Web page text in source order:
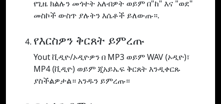
የጊዜ ክልሉን መጎተት አለብዎት ወይም በ"ከ" እና "ወደ"
መስኮች ውስጥ ያሉትን እሴቶች ይለውጡ።.
የእርስዎን ቅርጸት ይምረጡ
Yout ቪዲዮ/ኦዲዮዎን በ MP3 ወይም WAV (ኦዲዮ)፣
MP4 (ቪዲዮ) ወይም ጂአይኤፍ ቅርጸት እንዲቀርጹ
ያስችልዎታል። አንዱን ይምረጡ።